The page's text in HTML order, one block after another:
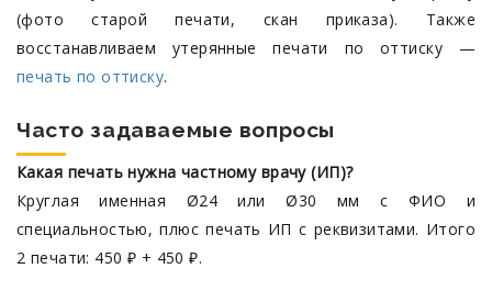
(фото старой печати, скан приказа). Также
восстанавливаем утерянные печати по оттиску —
печать по оттиску.
Часто задаваемые вопросы
Какая печать нужна частному врачу (ИП)?
Круглая именная Ø24 или Ø30 мм с ФИО и
специальностью, плюс печать ИП с реквизитами. Итого
2 печати: 450 ₽ + 450 ₽.